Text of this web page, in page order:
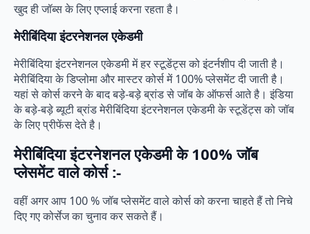
खुद ही जॉब्स के लिए एप्लाई करना रहता है।
मेरीबिंदिया इंटरनेशनल एकेडमी
मेरीबिंदिया इंटरनेशनल एकेडमी में हर स्टूडेंट्स को इंटर्नशीप दी जाती है।
मेरीबिंदिया के डिप्लोमा और मास्टर कोर्स में 100% प्लेसमेंट दी जाती है।
यहां से कोर्स करने के बाद बड़े-बड़े ब्रांड से जॉब के ऑफर्स आते है। इंडिया
के बड़े-बड़े ब्यूटी ब्रांड मेरीबिंदिया इंटरनेशनल एकेडमी के स्टूडेंट्स को जॉब
के लिए प्रीफेंस देते है।
मेरीबिंदिया इंटरनेशनल एकेडमी के 100% जॉब
प्लेसमेंट वाले कोर्स :-
वहीं अगर आप 100 % जॉब प्लेसमेंट वाले कोर्स को करना चाहते हैं तो निचे
दिए गए कोर्सेज का चुनाव कर सकते हैं।